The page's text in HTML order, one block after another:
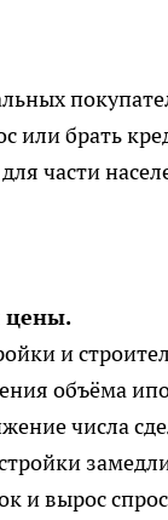
или брать
части
цены.
и
объёма
числа
и вырос